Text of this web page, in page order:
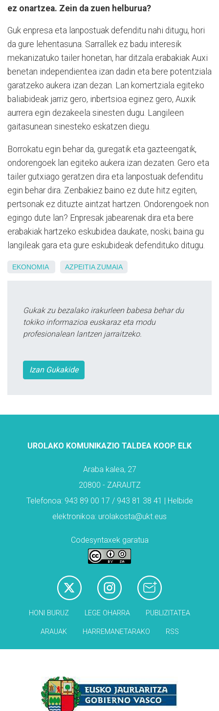
ez onartzea. Zein da zuen helburua?
Guk enpresa eta lanpostuak defenditu nahi ditugu, hori
da gure lehentasuna. Sarrallek ez badu interesik
mekanizatuko tailer honetan, har ditzala erabakiak Auxi
benetan independientea izan dadin eta bere potentziala
garatzeko aukera izan dezan. Lan komertziala egiteko
baliabideak jarriz gero, inbertsioa eginez gero, Auxik
aurrera egin dezakeela sinesten dugu. Langileen
gaitasunean sinesteko eskatzen diegu.
Borrokatu egin behar da, guregatik eta gazteengatik,
ondorengoek lan egiteko aukera izan dezaten. Gero eta
tailer gutxiago geratzen dira eta lanpostuak defenditu
egin behar dira. Zenbakiez baino ez dute hitz egiten,
pertsonak ez dituzte aintzat hartzen. Ondorengoek non
egingo dute lan? Enpresak jabearenak dira eta bere
erabakiak hartzeko eskubidea daukate, noski; baina gu
langileak gara eta gure eskubideak defendituko ditugu.
EKONOMIA AZPEITIA ZUMAIA
Gukak zu bezalako irakurleen babesa behar du
tokiko informazioa euskaraz eta modu
profesionalean lantzen jarraitzeko.
Izan Gukakide
UROLAKO KOMUNIKAZIO TALDEA KOOP. ELK
Araba kalea, 27
20800 - ZARAUTZ
Telefonoa: 943 89 00 17 / 943 81 38 41 | Helbide
elektronikoa: urolakosta@ukt.eus
Codesyntaxek garatua
HONI BURUZ LEGE OHARRA PUBLIZITATEA
ARAUAK HARREMANETARAKO RSS